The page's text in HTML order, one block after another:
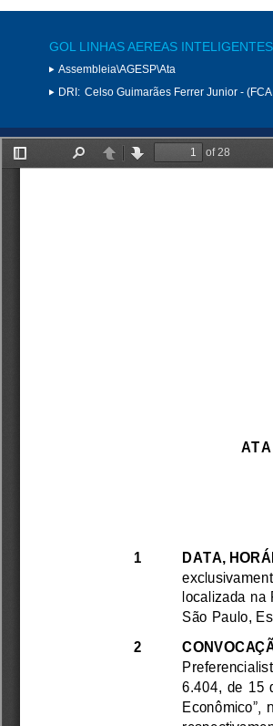
GOL LINHAS AEREAS INTELIGENTES
Assembleia\AGESP\Ata
DRI: Celso Guimarães Ferrer Junior -